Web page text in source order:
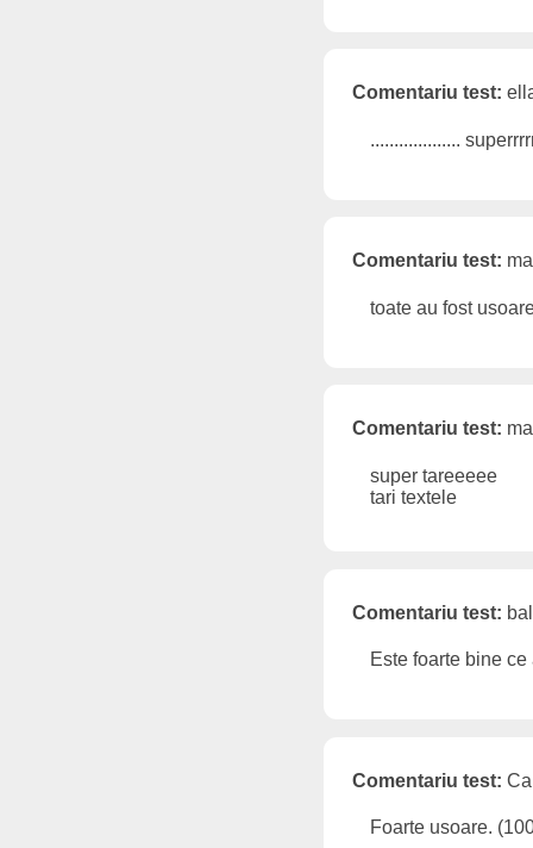
Comentariu test:
...................
Comentariu test:
toate au fost
Comentariu test:
super tareeeee
tari textele
Comentariu test:
Este foarte bine ce
Comentariu test:
Foarte usoare.